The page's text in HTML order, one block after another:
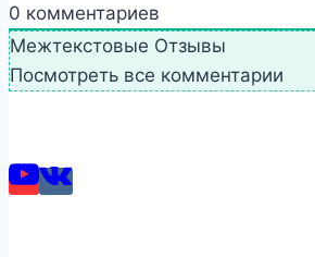
0 комментариев
Межтекстовые Отзывы
Посмотреть все комментарии